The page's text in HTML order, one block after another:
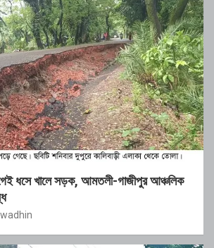
ধসে খালে সড়ক, আমতলী-গাজীপুর আঞ্চলিক